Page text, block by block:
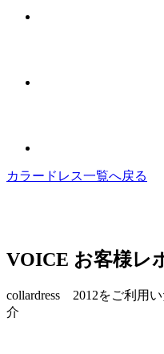
カラードレス一覧へ戻る
VOICE お客様レ
collardress 2012をご利用
介